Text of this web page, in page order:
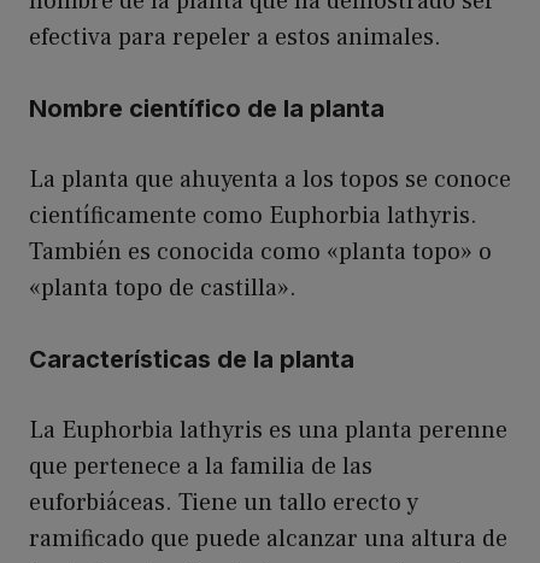
efectiva para repeler a estos animales.
Nombre científico de la planta
La planta que ahuyenta a los topos se conoce
científicamente como Euphorbia lathyris.
También es conocida como «planta topo» o
«planta topo de castilla».
Características de la planta
La Euphorbia lathyris es una planta perenne
que pertenece a la familia de las
euforbiáceas. Tiene un tallo erecto y
ramificado que puede alcanzar una altura de